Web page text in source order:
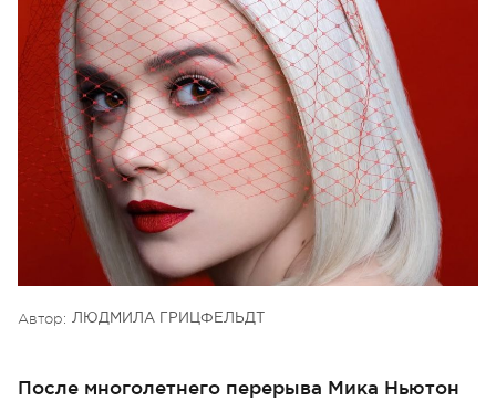
Автор: ЛЮДМИЛА ГРИЦФЕЛЬДТ
После многолетнего перерыва Мика Ньютон